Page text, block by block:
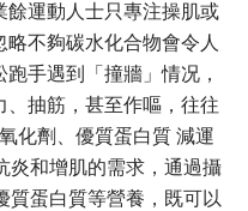
餘運動人士只專注操肌或
不夠碳水化合物會令人
手遇到「撞牆」情况，
、抽筋，甚至作嘔，往往
化劑、優質蛋白質 減運
炎和增肌的需求，通過攝
質蛋白質等營養，既可以